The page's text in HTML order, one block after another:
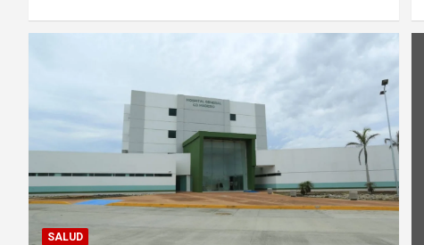
SALUD